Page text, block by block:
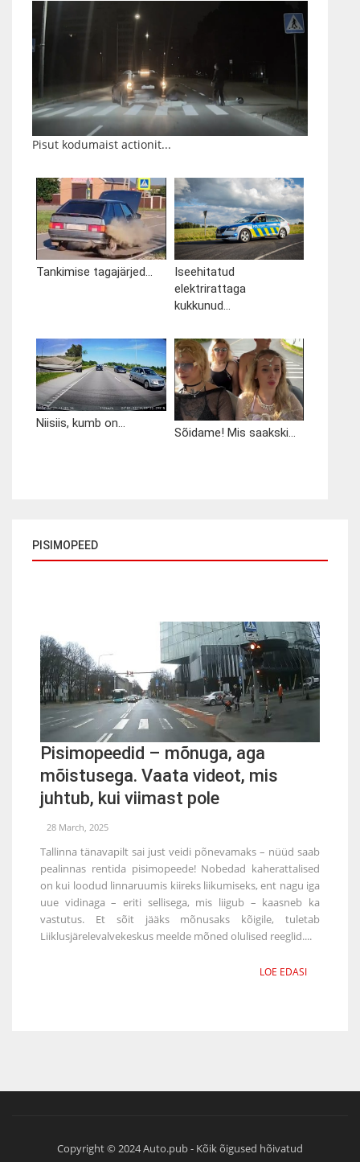
Pisut kodumaist actionit...
Tankimise tagajärjed...
Iseehitatud
elektrirattaga
kukkunud...
Niisiis, kumb on...
Sõidame! Mis saakski...
PISIMOPEED
Pisimopeedid – mõnuga, aga
mõistusega. Vaata videot, mis
juhtub, kui viimast pole
28 March, 2025
Tallinna tänavapilt sai just veidi põnevamaks – nüüd saab
pealinnas rentida pisimopeede! Nobedad kaherattalised
on kui loodud linnaruumis kiireks liikumiseks, ent nagu iga
uue vidinaga – eriti sellisega, mis liigub – kaasneb ka
vastutus. Et sõit jääks mõnusaks kõigile, tuletab
Liiklusjärelevalvekeskus meelde mõned olulised reeglid....
LOE EDASI
Copyright © 2024 Auto.pub - Kõik õigused hõivatud